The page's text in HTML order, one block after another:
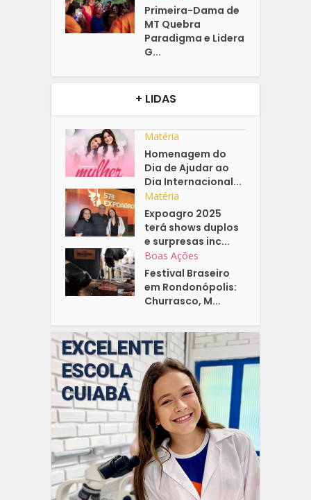
Primeira-Dama de
MT Quebra
Paradigma e Lidera
G...
+ LIDAS
Matéria
Homenagem do
Dia de Ajudar ao
Dia Internacional...
Matéria
Expoagro 2025
terá shows duplos
e surpresas inc...
Boas Ações
Festival Braseiro
em Rondonópolis:
Churrasco, M...